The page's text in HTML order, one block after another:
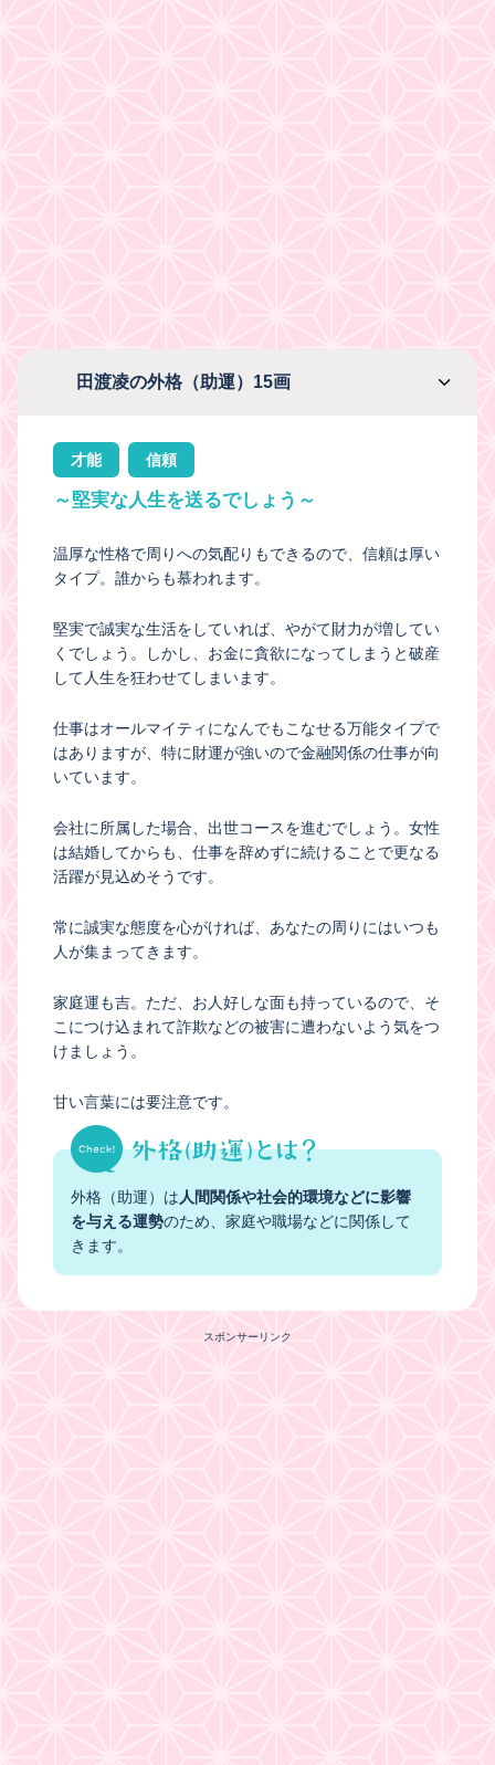
田渡凌の外格（助運）15画
才能 信頼
～堅実な人生を送るでしょう～
温厚な性格で周りへの気配りもできるので、信頼は厚い
タイプ。誰からも慕われます。
堅実で誠実な生活をしていれば、やがて財力が増してい
くでしょう。しかし、お金に貪欲になってしまうと破産
して人生を狂わせてしまいます。
仕事はオールマイティになんでもこなせる万能タイプで
はありますが、特に財運が強いので金融関係の仕事が向
いています。
会社に所属した場合、出世コースを進むでしょう。女性
は結婚してからも、仕事を辞めずに続けることで更なる
活躍が見込めそうです。
常に誠実な態度を心がければ、あなたの周りにはいつも
人が集まってきます。
家庭運も吉。ただ、お人好しな面も持っているので、そ
こにつけ込まれて詐欺などの被害に遭わないよう気をつ
けましょう。
甘い言葉には要注意です。
外格（助運）は人間関係や社会的環境などに影響
を与える運勢のため、家庭や職場などに関係して
きます。
スポンサーリンク